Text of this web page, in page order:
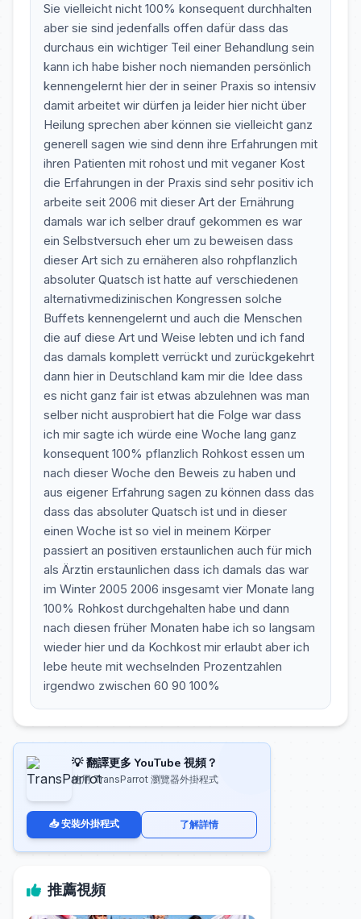
Sie vielleicht nicht 100% konsequent durchhalten
aber sie sind jedenfalls offen dafür dass das
durchaus ein wichtiger Teil einer Behandlung sein
kann ich habe bisher noch niemanden persönlich
kennengelernt hier der in seiner Praxis so intensiv
damit arbeitet wir dürfen ja leider hier nicht über
Heilung sprechen aber können sie vielleicht ganz
generell sagen wie sind denn ihre Erfahrungen mit
ihren Patienten mit rohost und mit veganer Kost
die Erfahrungen in der Praxis sind sehr positiv ich
arbeite seit 2006 mit dieser Art der Ernährung
damals war ich selber drauf gekommen es war
ein Selbstversuch eher um zu beweisen dass
dieser Art sich zu ernäheren also rohpflanzlich
absoluter Quatsch ist hatte auf verschiedenen
alternativmedizinischen Kongressen solche
Buffets kennengelernt und auch die Menschen
die auf diese Art und Weise lebten und ich fand
das damals komplett verrückt und zurückgekehrt
dann hier in Deutschland kam mir die Idee dass
es nicht ganz fair ist etwas abzulehnen was man
selber nicht ausprobiert hat die Folge war dass
ich mir sagte ich würde eine Woche lang ganz
konsequent 100% pflanzlich Rohkost essen um
nach dieser Woche den Beweis zu haben und
aus eigener Erfahrung sagen zu können dass das
dass das absoluter Quatsch ist und in dieser
einen Woche ist so viel in meinem Körper
passiert an positiven erstaunlichen auch für mich
als Ärztin erstaunlichen dass ich damals das war
im Winter 2005 2006 insgesamt vier Monate lang
100% Rohkost durchgehalten habe und dann
nach diesen früher Monaten habe ich so langsam
wieder hier und da Kochkost mir erlaubt aber ich
lebe heute mit wechselnden Prozentzahlen
irgendwo zwischen 60 90 100%
💡 翻譯更多 YouTube 視頻？
使用 TransParrot 瀏覽器外掛程式
📥 安裝外掛程式 了解詳情
推薦視頻